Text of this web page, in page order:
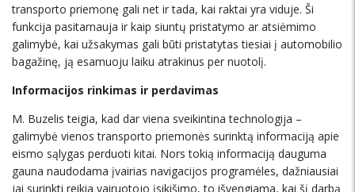
transporto priemonę gali net ir tada, kai raktai yra viduje. Ši
funkcija pasitarnauja ir kaip siuntų pristatymo ar atsiėmimo
galimybė, kai užsakymas gali būti pristatytas tiesiai į automobilio
bagažinę, ją esamuoju laiku atrakinus per nuotolį.
Informacijos rinkimas ir perdavimas
M. Buzelis teigia, kad dar viena sveikintina technologija –
galimybė vienos transporto priemonės surinktą informaciją apie
eismo sąlygas perduoti kitai. Nors tokią informaciją dauguma
gauna naudodama įvairias navigacijos programėles, dažniausiai
jai surinkti reikia vairuotojo įsikišimo, to išvengiama, kai šį darbą